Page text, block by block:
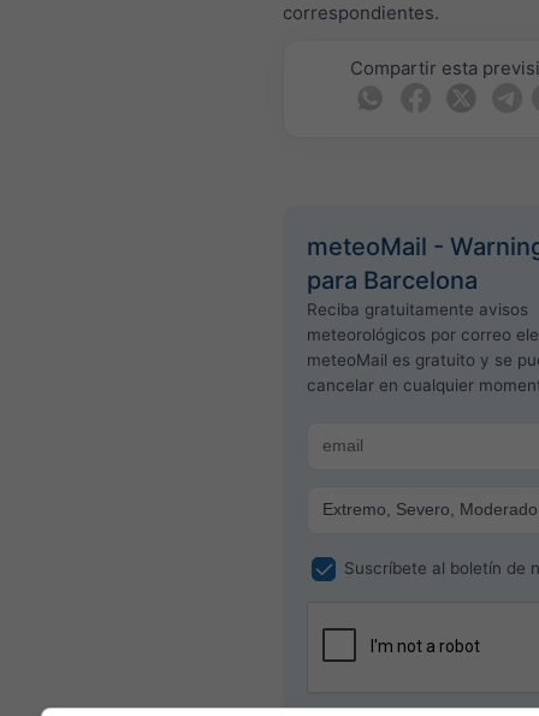
correspondientes.
Compartir esta
meteoMail -
para Barcelona
Reciba gratuitamente avisos
meteorológicos por correo
meteoMail es gratuito y se
cancelar en cualquier
Suscríbete al boletín de